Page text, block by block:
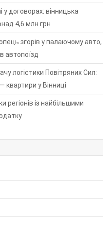
договорах: вінницька
4,6 млн грн
згорів у палаючому авто,
автопоїзд
логістики Повітряних Сил:
у Вінниці
регіонів із найбільшими